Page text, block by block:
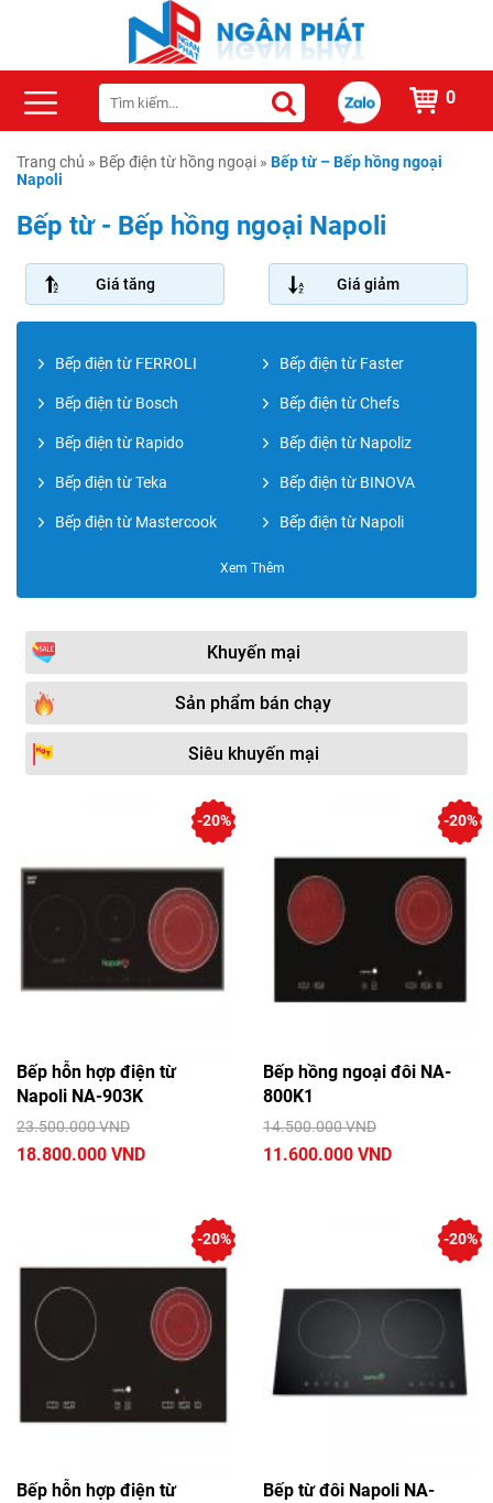
0
Trang chủ » Bếp điện từ hồng ngoại » Bếp từ – Bếp hồng ngoại
Napoli
Bếp từ - Bếp hồng ngoại Napoli
Giá tăng Giá giảm
Bếp điện từ FERROLI Bếp điện từ Faster
Bếp điện từ Bosch Bếp điện từ Chefs
Bếp điện từ Rapido Bếp điện từ Napoliz
Bếp điện từ Teka Bếp điện từ BINOVA
Bếp điện từ Mastercook Bếp điện từ Napoli
Bếp điện từ BOMANN
Bếp điện từ Grasso Bếp điện từ Giovani
Bếp điện từ ABBAKA
Bếp điện từ KOCHER Bếp điện từ BATANI
Bếp điện từ Hitachi Bếp điện từ Amica
Bếp điện từ BAUMATIC
Bếp điện từ Electrolux
Xem Thêm
Khuyến mại
Sản phẩm bán chạy
Siêu khuyến mại
Bếp hỗn hợp điện từ
Napoli NA-903K
23.500.000 VND
18.800.000 VND
-20%
Bếp hồng ngoại đôi NA-
800K1
14.500.000 VND
11.600.000 VND
-20%
Bếp hỗn hợp điện từ
-20%
Bếp từ đôi Napoli NA-
-20%